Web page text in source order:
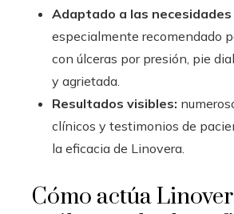
Adaptado a las necesidades
especialmente recomendado
con úlceras por presión, pie
y agrietada.
Resultados visibles:
clínicos y testimonios de
la eficacia de Linovera.
Cómo actúa